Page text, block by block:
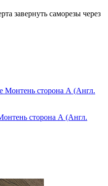
завернуть саморезы через
сторона А (Англ.